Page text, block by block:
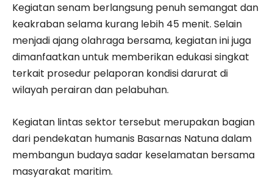
Kegiatan senam berlangsung penuh semangat dan
keakraban selama kurang lebih 45 menit. Selain
menjadi ajang olahraga bersama, kegiatan ini juga
dimanfaatkan untuk memberikan edukasi singkat
terkait prosedur pelaporan kondisi darurat di
wilayah perairan dan pelabuhan.
Kegiatan lintas sektor tersebut merupakan bagian
dari pendekatan humanis Basarnas Natuna dalam
membangun budaya sadar keselamatan bersama
masyarakat maritim.